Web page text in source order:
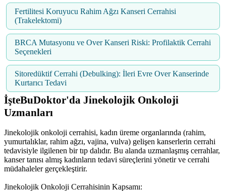
Fertilitesi Koruyucu Rahim Ağzı Kanseri Cerrahisi
(Trakelektomi)
BRCA Mutasyonu ve Over Kanseri Riski: Profilaktik Cerrahi
Seçenekleri
Sitoredüktif Cerrahi (Debulking): İleri Evre Over Kanserinde
Kurtarıcı Tedavi
İşteBuDoktor'da Jinekolojik Onkoloji
Uzmanları
Jinekolojik onkoloji cerrahisi, kadın üreme organlarında (rahim,
yumurtalıklar, rahim ağzı, vajina, vulva) gelişen kanserlerin cerrahi
tedavisiyle ilgilenen bir tıp dalıdır. Bu alanda uzmanlaşmış cerrahlar,
kanser tanısı almış kadınların tedavi süreçlerini yönetir ve cerrahi
müdahaleler gerçekleştirir.
Jinekolojik Onkoloji Cerrahisinin Kapsamı: